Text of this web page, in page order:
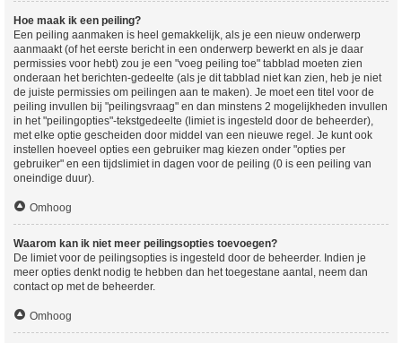
Hoe maak ik een peiling?
Een peiling aanmaken is heel gemakkelijk, als je een nieuw onderwerp
aanmaakt (of het eerste bericht in een onderwerp bewerkt en als je daar
permissies voor hebt) zou je een "voeg peiling toe" tabblad moeten zien
onderaan het berichten-gedeelte (als je dit tabblad niet kan zien, heb je niet
de juiste permissies om peilingen aan te maken). Je moet een titel voor de
peiling invullen bij "peilingsvraag" en dan minstens 2 mogelijkheden invullen
in het "peilingopties"-tekstgedeelte (limiet is ingesteld door de beheerder),
met elke optie gescheiden door middel van een nieuwe regel. Je kunt ook
instellen hoeveel opties een gebruiker mag kiezen onder "opties per
gebruiker" en een tijdslimiet in dagen voor de peiling (0 is een peiling van
oneindige duur).
Omhoog
Waarom kan ik niet meer peilingsopties toevoegen?
De limiet voor de peilingsopties is ingesteld door de beheerder. Indien je
meer opties denkt nodig te hebben dan het toegestane aantal, neem dan
contact op met de beheerder.
Omhoog